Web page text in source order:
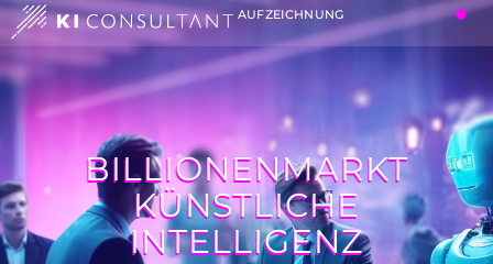
AUFZEICHNUNG
BILLIONENMARKT
KÜNSTLICHE
INTELLIGENZ